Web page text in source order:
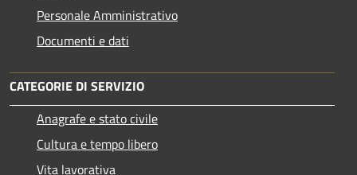
Personale Amministrativo
Documenti e dati
CATEGORIE DI SERVIZIO
Anagrafe e stato civile
Cultura e tempo libero
Vita lavorativa